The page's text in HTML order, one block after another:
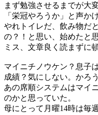
まず勉強させるまでが大変
「栄冠やろうか」と声か
やれトイレだ、飲み物だ
の？！と思い、始めたと
ミス、文章良く読まずに
マイニチノウケン？息子
成績？気にしない。かろ
あの席順システムはマイ
のかと思っていた。
母にとって月曜14時は毎